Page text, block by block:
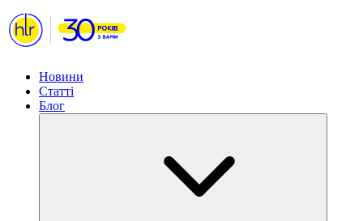
Новини
Статті
Блог